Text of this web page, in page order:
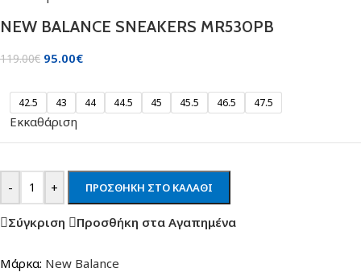
NEW BALANCE SNEAKERS MR530PB
119.00€ 95.00€
42.5 43 44 44.5 45 45.5 46.5 47.5
Εκκαθάριση
- + ΠΡΟΣΘΉΚΗ ΣΤΟ ΚΑΛΆΘΙ
Σύγκριση Προσθήκη στα Αγαπημένα
Μάρκα: New Balance